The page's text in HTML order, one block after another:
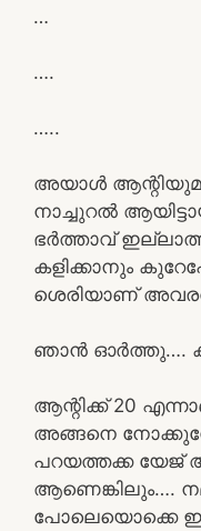
…
….
…..
അയാൾ
നാച്ചുറൽ
ഭർത്താവ്
കളിക്കാനും
ശെരിയാണ്
ഞാൻ ഓർത്തു….
ആന്റിക്ക് 20
അങ്ങനെ
പറയത്തക്ക യേജ്
ആണെങ്കിലും….
പോലെയൊക്കെ